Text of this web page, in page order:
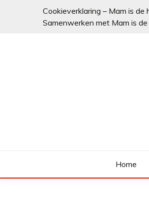
Cookieverklaring – Mam is de
Samenwerken met Mam is
Home